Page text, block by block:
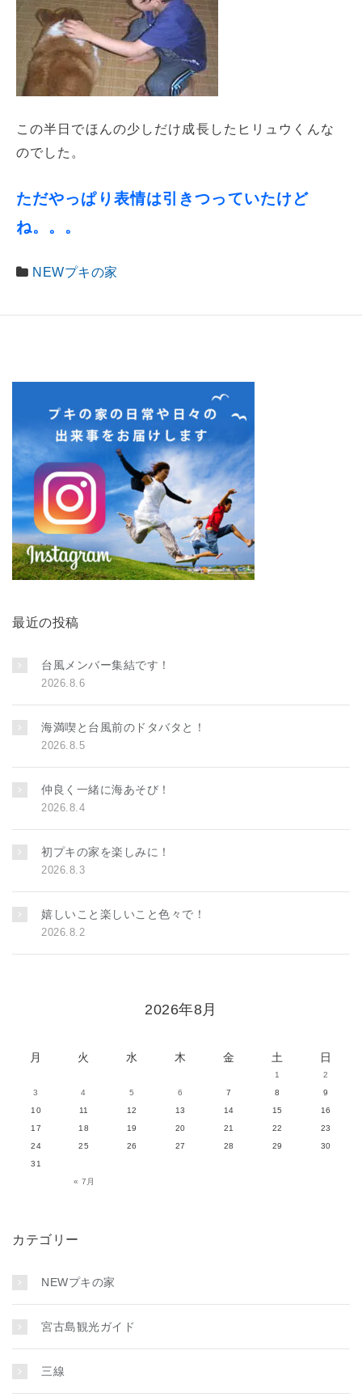
この半日でほんの少しだけ成長したヒリュウくんな
のでした。
ただやっぱり表情は引きつっていたけど
ね。。。
NEWプキの家
最近の投稿
台風メンバー集結です！
2026.8.6
海満喫と台風前のドタバタと！
2026.8.5
仲良く一緒に海あそび！
2026.8.4
初プキの家を楽しみに！
2026.8.3
嬉しいこと楽しいこと色々で！
2026.8.2
2026年8月
月 火 水 木 金 土 日
« 7月
1
2
3
4 5 6 7 8
9
10
11 12 13 14 15
16
17
18 19 20 21 22
23
24
25 26 27 28 29
30
31
カテゴリー
NEWプキの家
宮古島観光ガイド
三線